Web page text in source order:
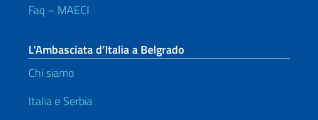
Faq – MAECI
L’Ambasciata d’Italia a Belgrado
Chi siamo
Italia e Serbia